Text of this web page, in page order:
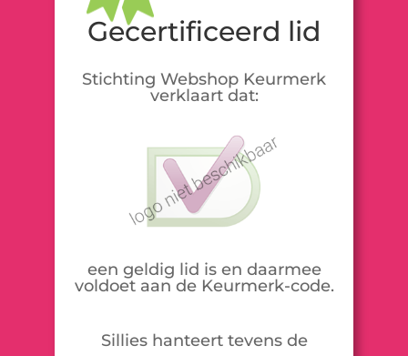
Gecertificeerd lid
Stichting Webshop Keurmerk
verklaart dat:
een geldig lid is en daarmee
voldoet aan de Keurmerk-code.
Sillies hanteert tevens de